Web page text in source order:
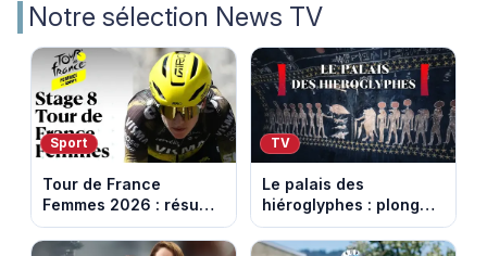
Notre sélection News TV
Sport
Tour de France
Femmes 2026 : résumé
vidéo de la 9e étape
entre Sisteron et Nice
TV
Le palais des
hiéroglyphes : plongez
dans la tombe
égyptienne qui fascine